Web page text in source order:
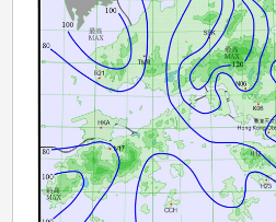
帶
風
暴
蝴
蝶
(2501)